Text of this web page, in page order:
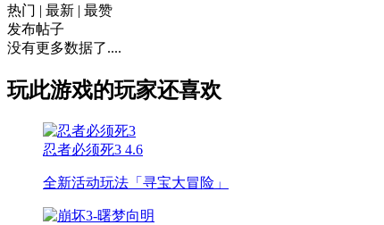
热门 | 最新 | 最赞
发布帖子
没有更多数据了....
玩此游戏的玩家还喜欢
忍者必须死3 4.6
全新活动玩法「寻宝大冒险」